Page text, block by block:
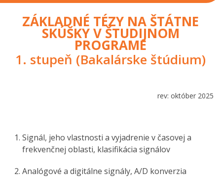
ZÁKLADNÉ TÉZY NA ŠTÁTNE
SKÚŠKY V ŠTUDIJNOM
PROGRAME
1. stupeň (Bakalárske štúdium)
rev: október 2025
Signál, jeho vlastnosti a vyjadrenie v časovej a
frekvenčnej oblasti, klasifikácia signálov
Analógové a digitálne signály, A/D konverzia